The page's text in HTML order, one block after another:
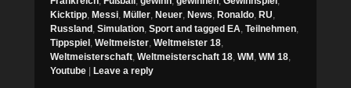
Kicktipp, Messi, Müller, Neuer, News, Ronaldo, RU,
Russland , Simulation, Sport and tagged EA, Teilnehmen,
Tippspiel , Weltmeister, Weltmeister 18,
Weltmeisterschaft, Weltmeisterschaft 18, WM , WM 18,
Youtube
Leave a reply